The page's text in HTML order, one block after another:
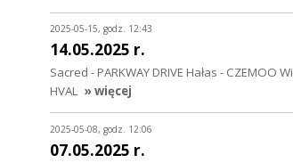
2025-05-15, godz. 12:43
14.05.2025 r.
Sacred - PARKWAY DRIVE Hałas - CZEMOO
HVAL » więcej
2025-05-08, godz. 12:06
07.05.2025 r.